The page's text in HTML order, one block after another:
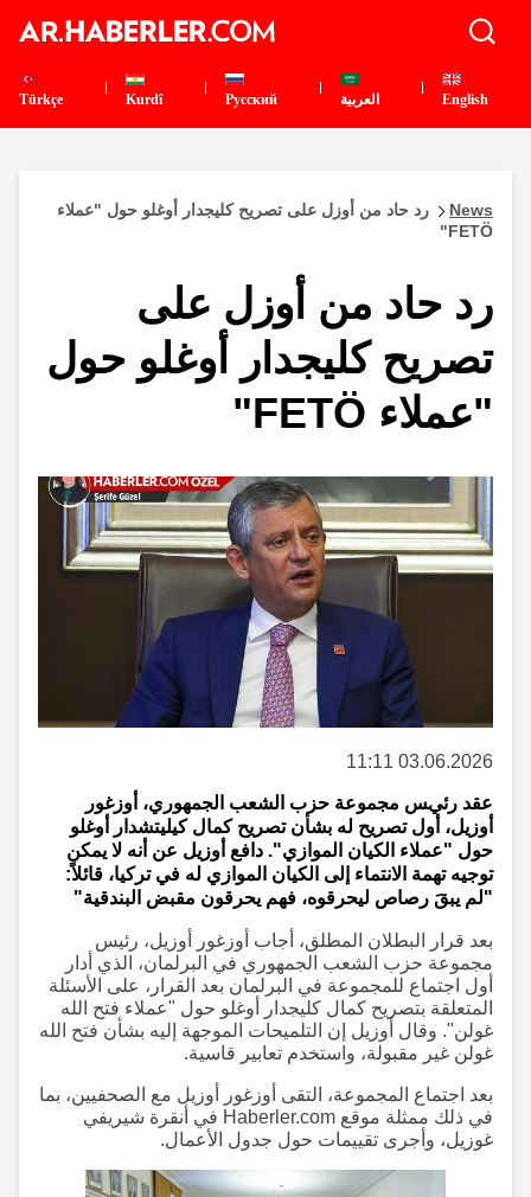
English العربية Pусский
Kurdî
Türkçe
News
رد حاد من أوزل على تصريح كليجدار أوغلو حول "عملاء
FETÖ"
رد حاد من أوزل على
تصريح كليجدار أوغلو حول
"عملاء FETÖ"
03.06.2026 11:11
عقد رئيس مجموعة حزب الشعب الجمهوري، أوزغور
أوزيل، أول تصريح له بشأن تصريح كمال كيليتشدار أوغلو
حول "عملاء الكيان الموازي". دافع أوزيل عن أنه لا يمكن
توجيه تهمة الانتماء إلى الكيان الموازي له في تركيا، قائلاً:
"لم يبقَ رصاص ليحرقوه، فهم يحرقون مقبض البندقية"
بعد قرار البطلان المطلق، أجاب أوزغور أوزيل، رئيس
مجموعة حزب الشعب الجمهوري في البرلمان، الذي أدار
أول اجتماع للمجموعة في البرلمان بعد القرار، على الأسئلة
المتعلقة بتصريح كمال كليجدار أوغلو حول "عملاء فتح الله
غولن". وقال أوزيل إن التلميحات الموجهة إليه بشأن فتح الله
غولن غير مقبولة، واستخدم تعابير قاسية.
بعد اجتماع المجموعة، التقى أوزغور أوزيل مع الصحفيين، بما
في ذلك ممثلة موقع Haberler.com في أنقرة شيريفي
غوزيل، وأجرى تقييمات حول جدول الأعمال.